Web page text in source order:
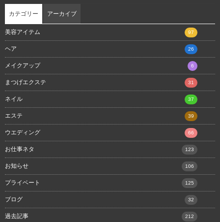
カテゴリー アーカイブ
美容アイテム 97
ヘア 26
メイクアップ 6
まつげエクステ 31
ネイル 37
エステ 39
ウエディング 66
お仕事ネタ 123
お知らせ 106
プライベート 125
ブログ 32
過去記事 212